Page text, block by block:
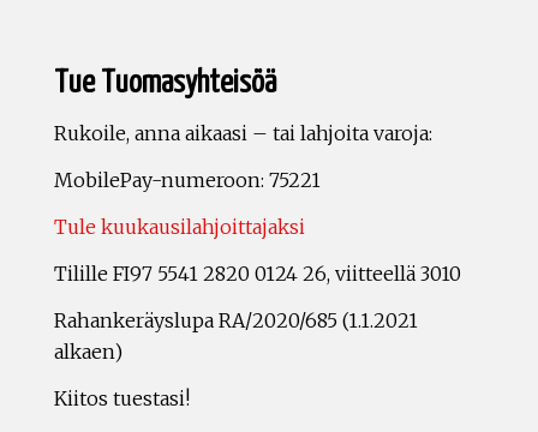
Tue Tuomasyhteisöä
Rukoile, anna aikaasi – tai lahjoita varoja:
MobilePay-numeroon: 75221
Tule kuukausilahjoittajaksi
Tilille FI97 5541 2820 0124 26, viitteellä 3010
Rahankeräyslupa RA/2020/685 (1.1.2021
alkaen)
Kiitos tuestasi!